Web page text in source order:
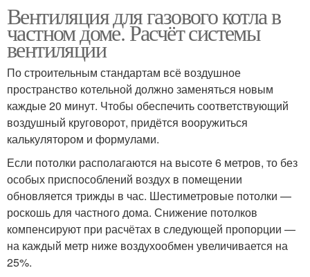
Вентиляция для газового котла в
частном доме. Расчёт системы
вентиляции
По строительным стандартам всё воздушное
пространство котельной должно заменяться новым
каждые 20 минут. Чтобы обеспечить соответствующий
воздушный круговорот, придётся вооружиться
калькулятором и формулами.
Если потолки располагаются на высоте 6 метров, то без
особых приспособлений воздух в помещении
обновляется трижды в час. Шестиметровые потолки —
роскошь для частного дома. Снижение потолков
компенсируют при расчётах в следующей пропорции —
на каждый метр ниже воздухообмен увеличивается на
25%.